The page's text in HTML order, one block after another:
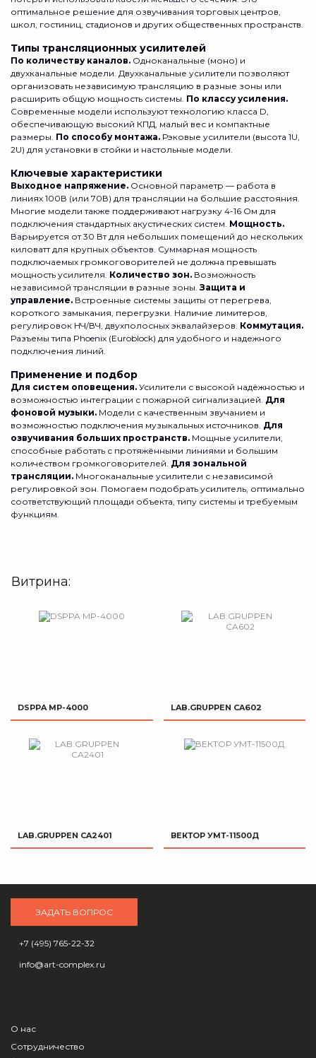
оптимальное решение для озвучивания торговых центров,
школ, гостиниц, стадионов и других общественных пространств.
Типы трансляционных усилителей
По количеству каналов. Одноканальные (моно) и
двухканальные модели. Двухканальные усилители позволяют
организовать независимую трансляцию в разные зоны или
расширить общую мощность системы. По классу усиления.
Современные модели используют технологию класса D,
обеспечивающую высокий КПД, малый вес и компактные
размеры. По способу монтажа. Рэковые усилители (высота 1U,
2U) для установки в стойки и настольные модели.
Ключевые характеристики
Выходное напряжение. Основной параметр — работа в
линиях 100В (или 70В) для трансляции на большие расстояния.
Многие модели также поддерживают нагрузку 4-16 Ом для
подключения стандартных акустических систем. Мощность.
Варьируется от 30 Вт для небольших помещений до нескольких
киловатт для крупных объектов. Суммарная мощность
подключаемых громкоговорителей не должна превышать
мощность усилителя. Количество зон. Возможность
независимой трансляции в разные зоны. Защита и
управление. Встроенные системы защиты от перегрева,
короткого замыкания, перегрузки. Наличие лимитеров,
регулировок НЧ/ВЧ, двухполосных эквалайзеров. Коммутация.
Разъемы типа Phoenix (Euroblock) для удобного и надежного
подключения линий.
Применение и подбор
Для систем оповещения. Усилители с высокой надёжностью и
возможностью интеграции с пожарной сигнализацией. Для
фоновой музыки. Модели с качественным звучанием и
возможностью подключения музыкальных источников. Для
озвучивания больших пространств. Мощные усилители,
способные работать с протяжёнными линиями и большим
количеством громкоговорителей. Для зональной
трансляции. Многоканальные усилители с независимой
регулировкой зон. Помогаем подобрать усилитель, оптимально
соответствующий площади объекта, типу системы и требуемым
функциям.
Витрина:
DSPPA MP-4000 LAB.GRUPPEN CA602
LAB.GRUPPEN CA2401 ВЕКТОР УМТ-11500Д
ЗАДАТЬ ВОПРОС
+7 (495) 765-22-32
info@art-complex.ru
О нас
Сотрудничество